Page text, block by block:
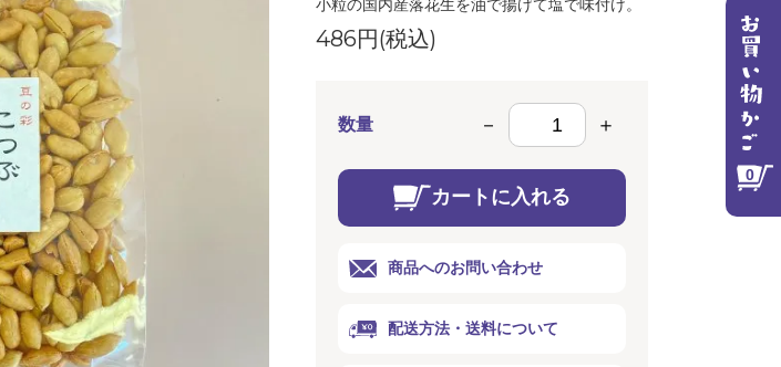
0
小粒の国内産落花生を油で揚げて塩で味付け。
486円(税込)
数量
カートに入れる
商品へのお問い合わせ
配送方法・送料について